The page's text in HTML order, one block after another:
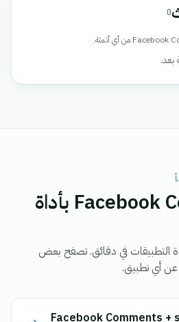
0
اربط Facebook Comments بأداة
التطبيقات في دقائق. تصفح بعض
عن أي تطبيق.
Facebook Comments +